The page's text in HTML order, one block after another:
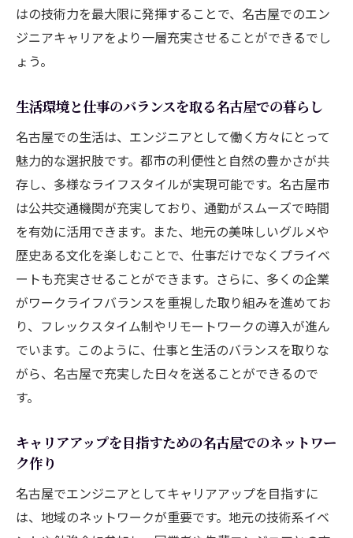
名古屋のエンジニア求人市場のトレンドとその
背景
名古屋のスタートアップ企業がもたらすチ
ャンス
グローバル市場での名古屋エンジニアの需
要
デジタルトランスフォーメーションが生む
求人増加
地元企業でのエンジニアキャリア形成のメリッ
ト
地元に根ざした企業文化の理解
長期的なキャリアプランと地域貢献
地元特化のプロジェクトに関わる魅力
形成
名古屋でのエンジニアとしての働き方を考える
はの技術力を最大限に発揮することで、名古屋でのエン
ジニアキャリアをより一層充実させることができるでし
ょう。
生活環境と仕事のバランスを取る名古屋での暮らし
名古屋での生活は、エンジニアとして働く方々にとって
魅力的な選択肢です。都市の利便性と自然の豊かさが共
存し、多様なライフスタイルが実現可能です。名古屋市
は公共交通機関が充実しており、通勤がスムーズで時間
を有効に活用できます。また、地元の美味しいグルメや
歴史ある文化を楽しむことで、仕事だけでなくプライベ
ートも充実させることができます。さらに、多くの企業
がワークライフバランスを重視した取り組みを進めてお
り、フレックスタイム制やリモートワークの導入が進ん
でいます。このように、仕事と生活のバランスを取りな
がら、名古屋で充実した日々を送ることができるので
す。
キャリアアップを目指すための名古屋でのネットワー
ク作り
名古屋でエンジニアとしてキャリアアップを目指すに
は、地域のネットワークが重要です。地元の技術系イベ